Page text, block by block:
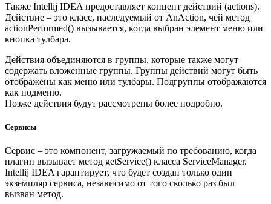
Также Intellij IDEA предоставляет концепт действий (actions).
Действие – это класс, наследуемый от AnAction, чей метод
actionPerformed() вызывается, когда выбран элемент меню или
кнопка тулбара.
Действия объединяются в группы, которые также могут
содержать вложенные группы. Группы действий могут быть
отображены как меню или тулбары. Подгруппы отображаются
как подменю.
Позже действия будут рассмотрены более подробно.
Сервисы
Сервис – это компонент, загружаемый по требованию, когда
плагин вызывает метод getService() класса ServiceManager.
Intellij IDEA гарантирует, что будет создан только один
экземпляр сервиса, независимо от того сколько раз был
вызван метод.